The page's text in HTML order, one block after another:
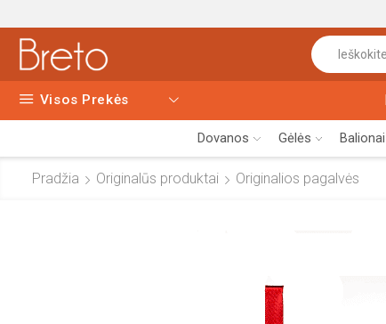
Visos Prekės
Dovanos Gėlės Balionai
Pradžia Originalūs produktai Originalios pagalvės